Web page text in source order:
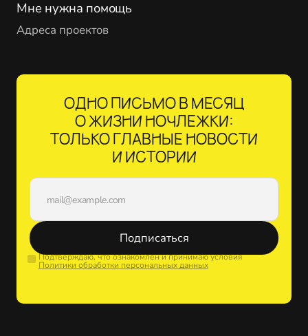
Мне нужна помощь
Адреса проектов
ОДНО ПИСЬМО В МЕСЯЦ
О ЖИЗНИ НОЧЛЕЖКИ:
ТОЛЬКО ГЛАВНЫЕ НОВОСТИ
И ИСТОРИИ
Подписаться
Подтверждаю, что ознакомлен и принимаю условия
Политики обработки персональных данных